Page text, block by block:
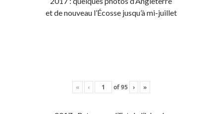
et de nouveau l’Écosse jusqu’à mi-juillet
« ‹ of95 › »